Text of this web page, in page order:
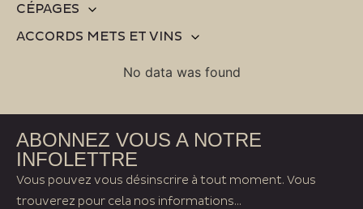
CÉPAGES
ACCORDS METS ET VINS
No data was found
ABONNEZ VOUS A NOTRE
INFOLETTRE
Vous pouvez vous désinscrire à tout moment. Vous
trouverez pour cela nos informations...